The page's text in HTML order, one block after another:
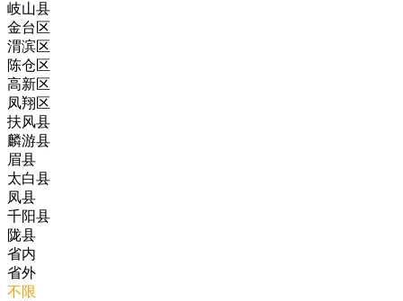
岐山县
金台区
渭滨区
陈仓区
高新区
凤翔区
扶风县
麟游县
眉县
太白县
凤县
千阳县
陇县
省内
省外
不限